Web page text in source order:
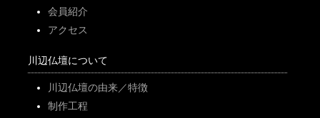
会員紹介
アクセス
川辺仏壇について
川辺仏壇の由来／特徴
制作工程